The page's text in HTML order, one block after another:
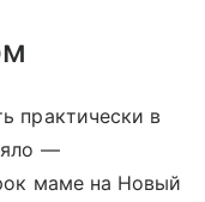
практически в
—
маме на Новый